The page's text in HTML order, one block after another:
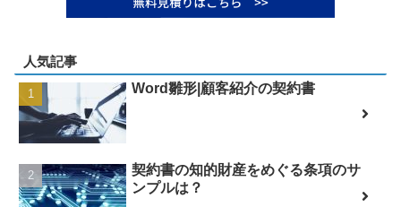
人気記事
Word雛形|顧客紹介の契約書
契約書の知的財産をめぐる条項のサ
ンプルは？